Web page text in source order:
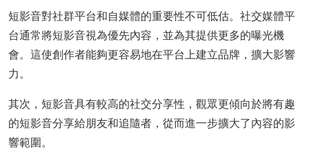
短影音對社群平台和自媒體的重要性不可低估。社交媒體平
台通常將短影音視為優先內容，並為其提供更多的曝光機
會。這使創作者能夠更容易地在平台上建立品牌，擴大影響
力。
其次，短影音具有較高的社交分享性，觀眾更傾向於將有趣
的短影音分享給朋友和追隨者，從而進一步擴大了內容的影
響範圍。